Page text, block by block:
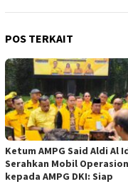
POS TERKAIT
Ketum AMPG Said Aldi Al
Serahkan Mobil
kepada AMPG DKI: Siap